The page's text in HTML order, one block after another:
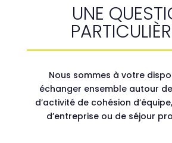
UNE
Nous sommes à votre
échanger ensemble autour
d’activité de cohésion
d’entreprise ou de séjour